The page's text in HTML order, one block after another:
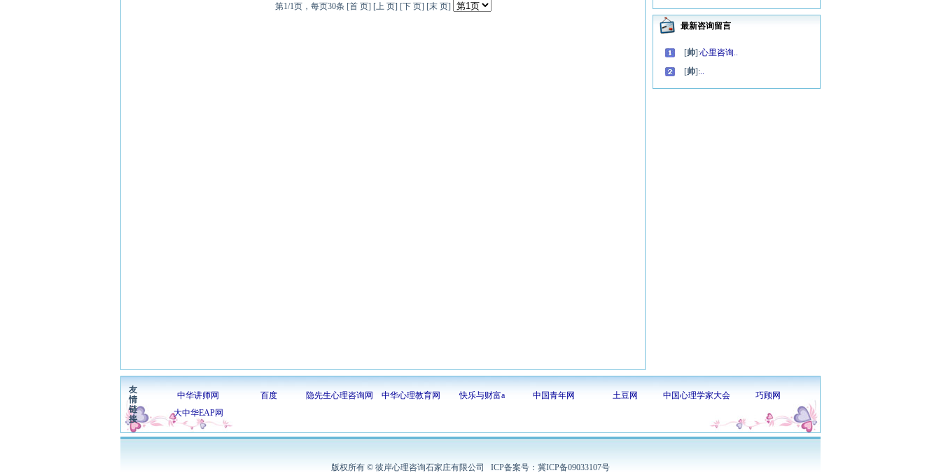
第1/1页，每页30条 [首 页] [上 页] [下 页] [末 页]
最新咨询留言
[帅]:心里咨询..
[帅]:..
友
情
链
接
中华讲师网 百度 隐先生心理咨询网 中华心理教育网 快乐与财富a 中国青年网 土豆网 中国心理学家大会
巧顾网
大中华EAP网
版权所有 © 彼岸心理咨询石家庄有限公司 ICP备案号：冀ICP备09033107号